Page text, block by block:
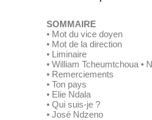
SOMMAIRE
• Mot du vice doyen
• Mot de la direction
• Liminaire
• William Tcheumtchoua •
• Remerciements
• Ton pays
• Elie Ndala
• Qui suis-je ?
• José Ndzeno